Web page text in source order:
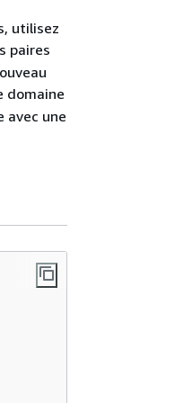
utilisez
paires
domaine
avec une